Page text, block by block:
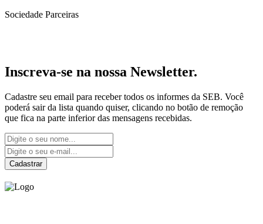
Sociedade Parceiras
Inscreva-se na nossa Newsletter.
Cadastre seu email para receber todos os informes da SEB. Você
poderá sair da lista quando quiser, clicando no botão de remoção
que fica na parte inferior das mensagens recebidas.
Cadastrar